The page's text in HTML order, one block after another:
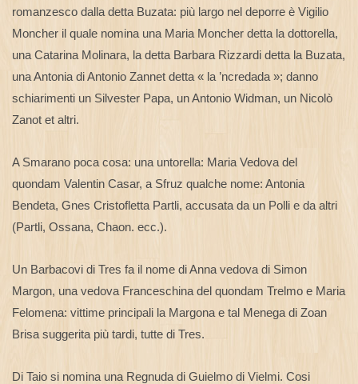
romanzesco dalla detta Buzata: più largo nel deporre è Vigilio
Moncher il quale nomina una Maria Moncher detta la dottorella,
una Catarina Molinara, la detta Barbara Rizzardi detta la Buzata,
una Antonia di Antonio Zannet detta « la ’ncredada »; danno
schiarimenti un Silvester Papa, un Antonio Widman, un Nicolò
Zanot et altri.
A Smarano poca cosa: una untorella: Maria Vedova del
quondam Valentin Casar, a Sfruz qualche nome: Antonia
Bendeta, Gnes Cristofletta Partli, accusata da un Polli e da altri
(Partli, Ossana, Chaon. ecc.).
Un Barbacovi di Tres fa il nome di Anna vedova di Simon
Margon, una vedova Franceschina del quondam Trelmo e Maria
Felomena: vittime principali la Margona e tal Menega di Zoan
Brisa suggerita più tardi, tutte di Tres.
Di Taio si nomina una Regnuda di Guielmo di Vielmi. Cosi